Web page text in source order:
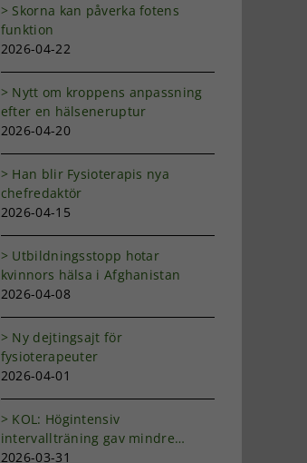
Skorna kan påverka fotens
funktion
2026-04-22
Nytt om kroppens anpassning
efter en hälseneruptur
2026-04-20
Han blir Fysioterapis nya
chefredaktör
2026-04-15
Utbildningsstopp hotar
kvinnors hälsa i Afghanistan
2026-04-08
Ny dejtingsajt för
fysioterapeuter
2026-04-01
KOL: Högintensiv
intervallträning gav mindre
andfåddhet
2026-03-31